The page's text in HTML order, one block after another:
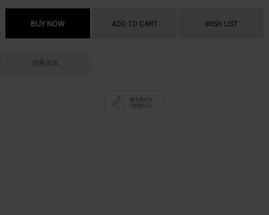
BUY NOW ADD TO CART WISH LIST
상품정보